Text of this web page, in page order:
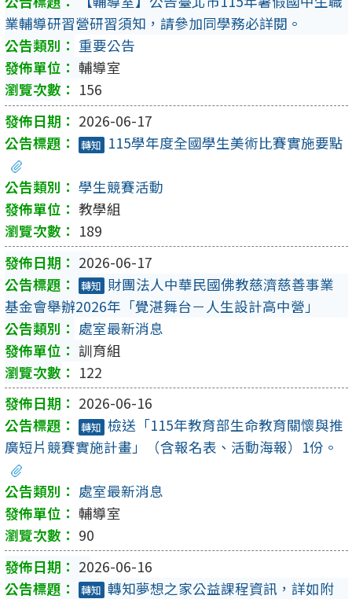
業輔導研習營研習須知，請參加同學務必詳閱。
重要公告
輔導室
156
2026-06-17
轉知 115學年度全國學生美術比賽實施要點
學生競賽活動
教學組
189
2026-06-17
轉知 財團法人中華民國佛教慈濟慈善事業
基金會舉辦2026年「覺湛舞台－人生設計高中營」
處室最新消息
訓育組
122
2026-06-16
轉知 檢送「115年教育部生命教育關懷與推
廣短片競賽實施計畫」（含報名表、活動海報）1份。
處室最新消息
輔導室
90
2026-06-16
轉知 轉知夢想之家公益課程資訊，詳如附